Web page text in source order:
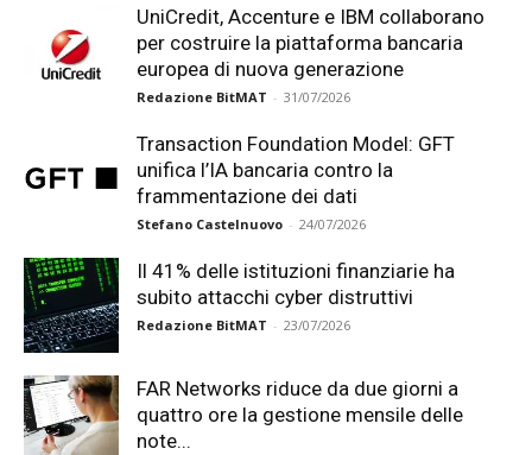
UniCredit, Accenture e IBM collaborano
per costruire la piattaforma bancaria
europea di nuova generazione
Redazione BitMAT - 31/07/2026
Transaction Foundation Model: GFT
unifica l’IA bancaria contro la
frammentazione dei dati
Stefano Castelnuovo - 24/07/2026
Il 41% delle istituzioni finanziarie ha
subito attacchi cyber distruttivi
Redazione BitMAT - 23/07/2026
FAR Networks riduce da due giorni a
quattro ore la gestione mensile delle
note...